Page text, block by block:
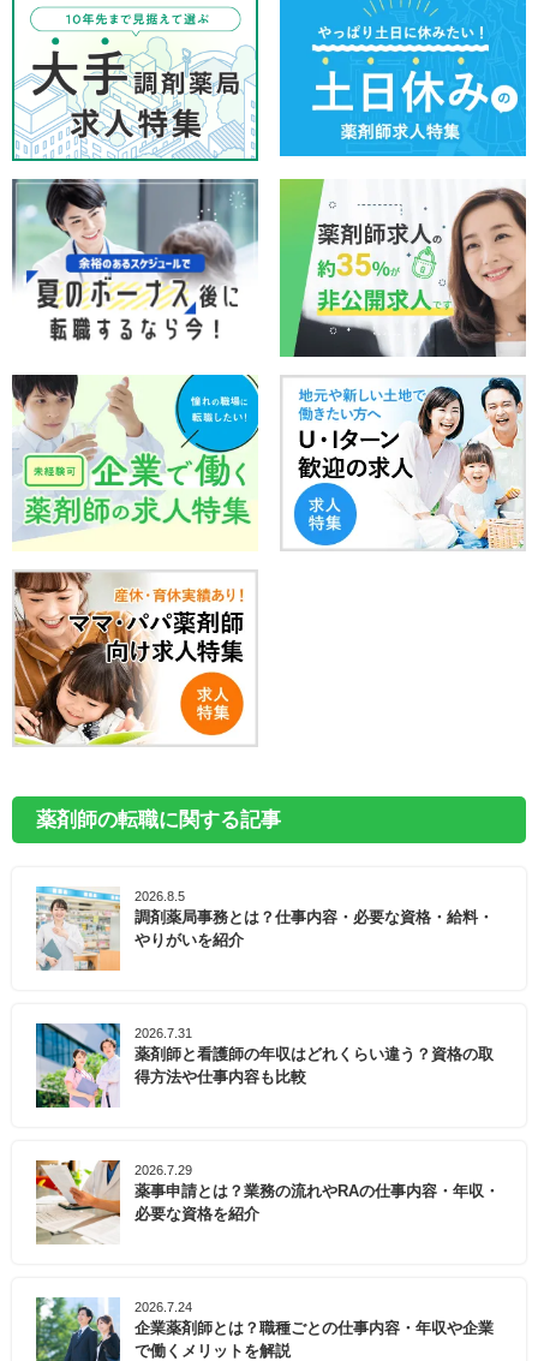
薬剤師の転職に関する記事
2026.8.5
調剤薬局事務とは？仕事内容・必要な資格・給料・
やりがいを紹介
2026.7.31
薬剤師と看護師の年収はどれくらい違う？資格の取
得方法や仕事内容も比較
2026.7.29
薬事申請とは？業務の流れやRAの仕事内容・年収・
必要な資格を紹介
2026.7.24
企業薬剤師とは？職種ごとの仕事内容・年収や企業
で働くメリットを解説